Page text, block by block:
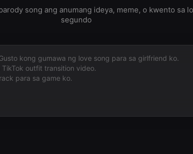
song ang anumang ideya, meme, o kwento sa
segundo